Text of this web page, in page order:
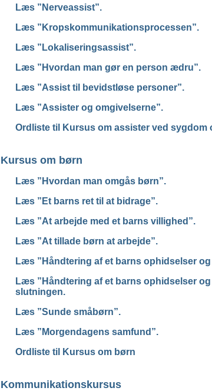
Læs ”Nerveassist”.
Læs ”Kropskommunikationsprocessen”.
Læs ”Lokaliseringsassist”.
Læs ”Hvordan man gør en person ædru”.
Læs ”Assist til bevidstløse personer”.
Læs ”Assister og omgivelserne”.
Ordliste til Kursus om assister ved sygdom
Kursus om børn
Læs ”Hvordan man omgås børn”.
Læs ”Et barns ret til at bidrage”.
Læs ”At arbejde med et barns villighed”.
Læs ”At tillade børn at arbejde”.
Læs ”Håndtering af et barns ophidselser
Læs ”Håndtering af et barns ophidselser
slutningen.
Læs ”Sunde småbørn”.
Læs ”Morgendagens samfund”.
Ordliste til Kursus om børn
Kommunikationskursus